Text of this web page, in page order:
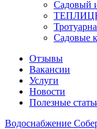
Садовый
Садовые
Отзывы
Вакансии
Услуги
Новости
Полезные
Водоснабжение